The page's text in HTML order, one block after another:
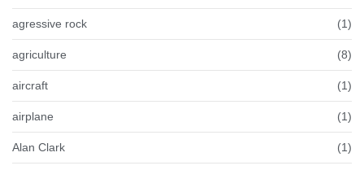
agressive rock (1)
agriculture (8)
aircraft (1)
airplane (1)
Alan Clark (1)